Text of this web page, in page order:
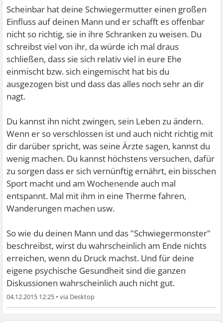
Scheinbar hat deine Schwiegermutter einen großen
Einfluss auf deinen Mann und er schafft es offenbar
nicht so richtig, sie in ihre Schranken zu weisen. Du
schreibst viel von ihr, da würde ich mal draus
schließen, dass sie sich relativ viel in eure Ehe
einmischt bzw. sich eingemischt hat bis du
ausgezogen bist und dass das alles noch sehr an dir
nagt.
Du kannst ihn nicht zwingen, sein Leben zu ändern.
Wenn er so verschlossen ist und auch nicht richtig mit
dir darüber spricht, was seine Ärzte sagen, kannst du
wenig machen. Du kannst höchstens versuchen, dafür
zu sorgen dass er sich vernünftig ernährt, ein bisschen
Sport macht und am Wochenende auch mal
entspannt. Mal mit ihm in eine Therme fahren,
Wanderungen machen usw.
So wie du deinen Mann und das "Schwiegermonster"
beschreibst, wirst du wahrscheinlich am Ende nichts
erreichen, wenn du Druck machst. Und für deine
eigene psychische Gesundheit sind die ganzen
Diskussionen wahrscheinlich auch nicht gut.
04.12.2015 12:25 •